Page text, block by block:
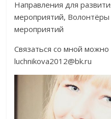
Направления для
мероприятий,
мероприятий
Связаться со мной можно
luchnikova2012@bk.ru